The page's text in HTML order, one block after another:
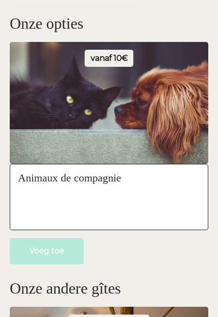
Onze opties
vanaf10€
Animaux de compagnie
Voeg toe
Onze andere gîtes